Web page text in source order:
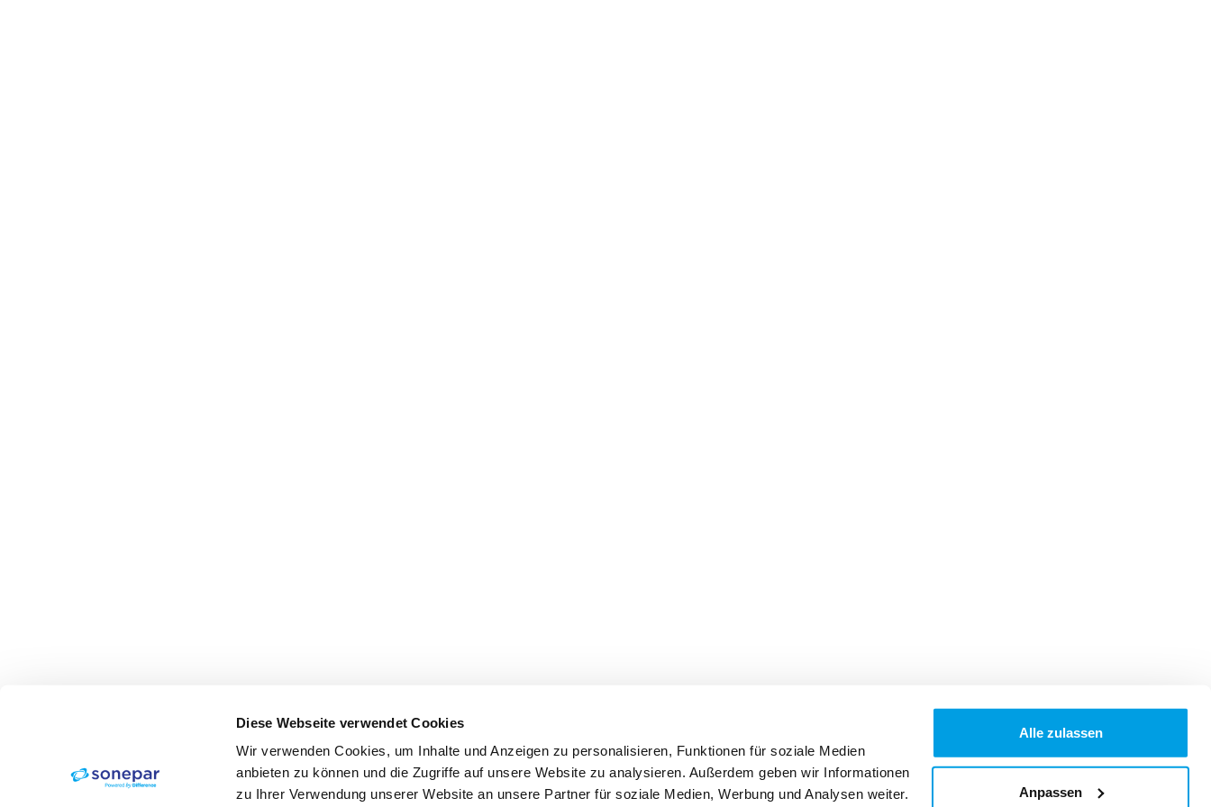
Diese Webseite verwendet Cookies
Wir verwenden Cookies, um Inhalte und Anzeigen zu personalisieren, Funktionen für soziale Medien
anbieten zu können und die Zugriffe auf unsere Website zu analysieren. Außerdem geben wir Informationen
zu Ihrer Verwendung unserer Website an unsere Partner für soziale Medien, Werbung und Analysen weiter.
Alle zulassen
Anpassen